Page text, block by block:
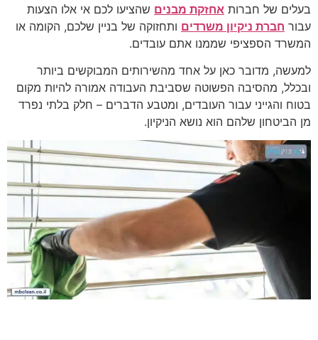
בעלים של חברות אחזקת מבנים שהציעו לכם אי אלו הצעות
עבור חברת ניקיון משרדים ותחזוקה של בניין שלכם, הקומה או
המשרד הספציפי שממנו אתם עובדים.
למעשה, מדובר כאן על אחד מהשירותים המבוקשים ביותר
ובכלל, מהסיבה הפשוטה שסביבת העבודה אמורה להיות מקום
בטוח והגייני עבור העובדים, ומטבע הדברים – חלק בלתי נפרד
מן הביטחון שלהם הוא נושא הניקיון.